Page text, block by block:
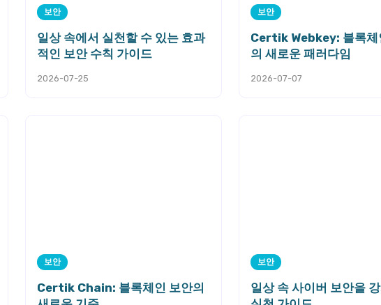
보안
일상 속에서 실천할 수 있는 효과
적인 보안 수칙 가이드
2026-07-25
보안
Certik Webkey: 블록체
의 새로운 패러다임
2026-07-07
보안
Certik Chain: 블록체인 보안의
보안
일상 속 사이버 보안을